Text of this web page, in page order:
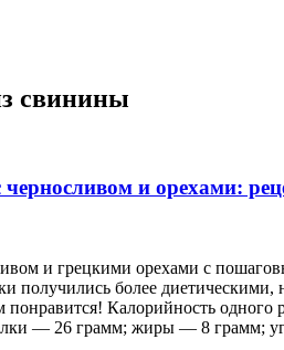
свинины
и орехами:
и грецкими орехами с
получились более
понравится! Калорийность
— 26 грамм; жиры — 8 грамм;